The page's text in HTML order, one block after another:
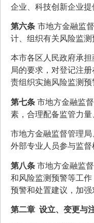
企业、科技创新企业提
第六条 市地方金融监
计、组织有关风险监测
本市各区人民政府承
局的要求，对登记注
责组织实施风险监测
第七条 市地方金融监
素，合理配备监管力量
市地方金融监督管理
外部专业人员参与监督
第八条 市地方金融监
和风险监测预警等工
预警和处置建议，加强
第二章 设立、变更与